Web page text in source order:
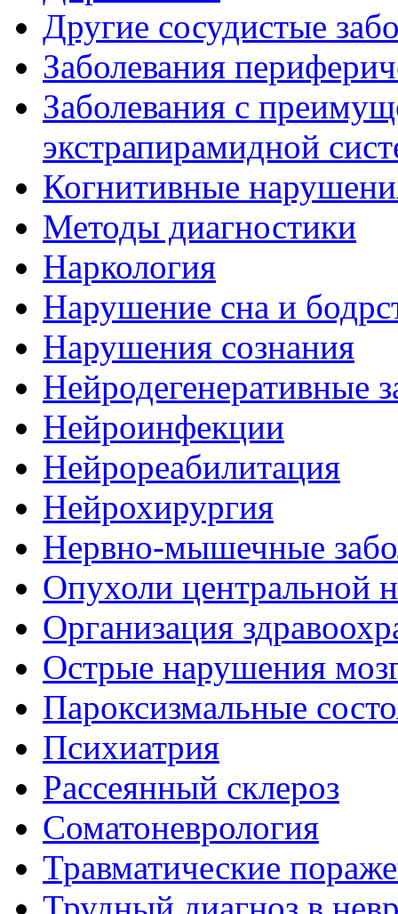
Другие сосудистые
Заболевания
Заболевания с
экстрапирамидной
Когнитивные
Методы диагностики
Наркология
Нарушение сна и
Нарушения сознания
Нейродегенеративные
Нейроинфекции
Нейрореабилитация
Нейрохирургия
Нервно-мышечные
Опухоли центральной
Организация
Острые нарушения
Пароксизмальные
Психиатрия
Рассеянный склероз
Соматоневрология
Травматические